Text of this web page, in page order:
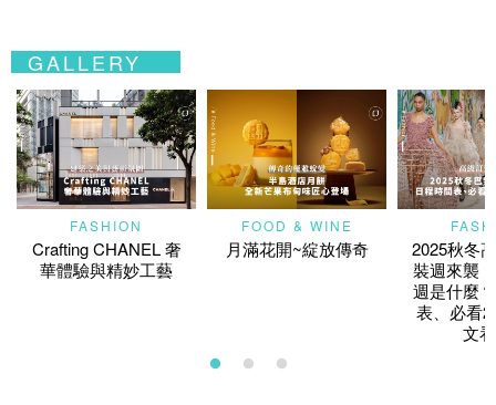
GALLERY
FASHION
Crafting CHANEL 奢
華體驗與精妙工藝
FOOD & WINE
月滿花開~綻放傳奇
2025秋冬
裝週來襲
週是什麼
表、必看
文